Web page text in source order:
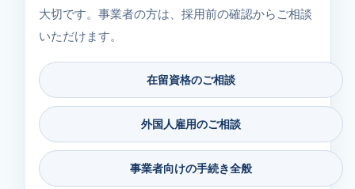
大切です。事業者の方は、採用前の確認からご相談
いただけます。
在留資格のご相談
外国人雇用のご相談
事業者向けの手続き全般